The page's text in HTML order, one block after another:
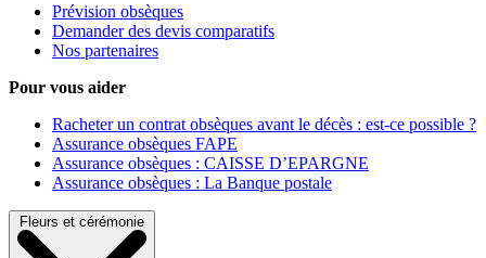
Prévision obsèques
Demander des devis comparatifs
Nos partenaires
Pour vous aider
Racheter un contrat obsèques avant le décès : est-ce possible ?
Assurance obsèques FAPE
Assurance obsèques : CAISSE D’EPARGNE
Assurance obsèques : La Banque postale
Fleurs et cérémonie